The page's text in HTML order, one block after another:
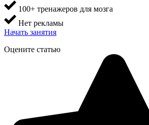
100+ тренажеров для мозга
Нет рекламы
Начать занятия
Оцените статью